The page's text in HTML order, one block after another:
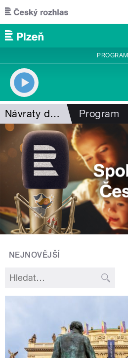
Přejít k hlavnímu obsahu
PROGRAM
Návraty do minulosti Program
NEJNOVĚJŠÍ